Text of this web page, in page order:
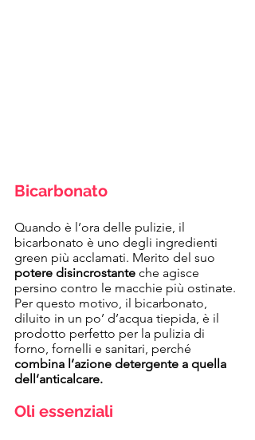
Bicarbonato
Quando è l’ora delle pulizie, il
bicarbonato è uno degli ingredienti
green più acclamati. Merito del suo
potere disincrostante che agisce
persino contro le macchie più ostinate.
Per questo motivo, il bicarbonato,
diluito in un po’ d’acqua tiepida, è il
prodotto perfetto per la pulizia di
forno, fornelli e sanitari, perché
combina l’azione detergente a quella
dell’anticalcare.
Oli essenziali